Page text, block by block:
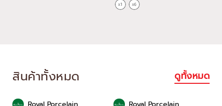
สินค้าทั้งหมด ดูทั้งหมด